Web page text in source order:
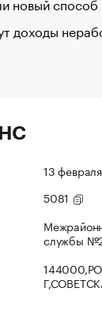
доходы
13
5081
службы